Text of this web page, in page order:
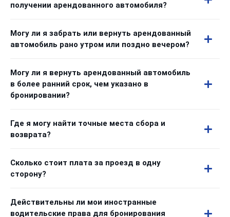
получении арендованного автомобиля?
Могу ли я забрать или вернуть арендованный
автомобиль рано утром или поздно вечером?
Могу ли я вернуть арендованный автомобиль
в более ранний срок, чем указано в
бронировании?
Где я могу найти точные места сбора и
возврата?
Сколько стоит плата за проезд в одну
сторону?
Действительны ли мои иностранные
водительские права для бронирования